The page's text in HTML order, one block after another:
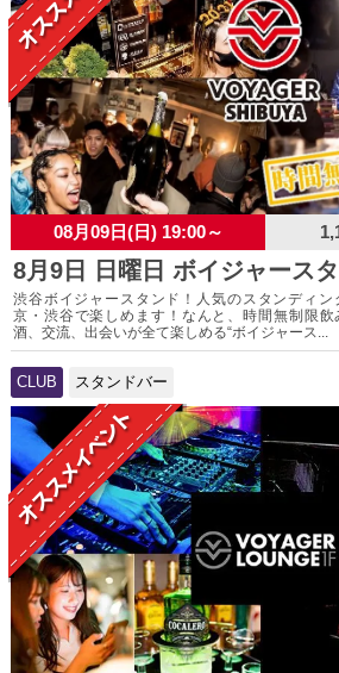
08月09日(日) 19:00～
8月9日 日曜日 ボイジャース
渋谷ボイジャースタンド！人気のスタンディン
京・渋谷で楽しめます！なんと、時間無制限飲
酒、交流、出会いが全て楽しめる“ボイジャース...
CLUB スタンドバー